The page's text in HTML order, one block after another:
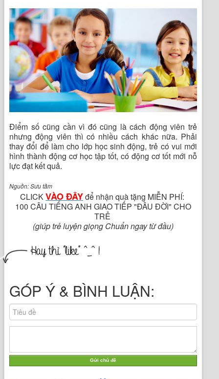
Điểm số cũng cần vì đó cũng là cách động viên trẻ
nhưng động viên thì có nhiều cách khác nữa. Phải
thay đổi để làm cho lớp học sinh động, trẻ có vui mới
hình thành động cơ học tập tốt, có động cơ tốt mới nỗ
lực đạt kết quả.
Nguồn: Sưu tầm
CLICKVÀO ĐÂYđể nhận quà tặng MIỄN PHÍ:
100 CÂU TIẾNG ANH GIAO TIẾP "ĐẦU ĐỜI" CHO
TRẺ
(giúp trẻ luyện giọng Chuẩn ngay từ đầu)
GÓP Ý & BÌNH LUẬN:
Gửi chủ đề